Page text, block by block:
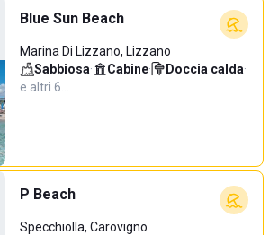
Blue Sun Beach
Marina Di Lizzano, Lizzano
Sabbiosa· Cabine· Doccia calda·
e altri 6…
P Beach
Specchiolla, Carovigno